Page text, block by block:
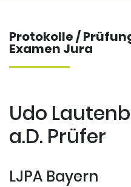
Protokolle /
Examen Jura
Udo
a.D. Prüfer
LJPA Bayern